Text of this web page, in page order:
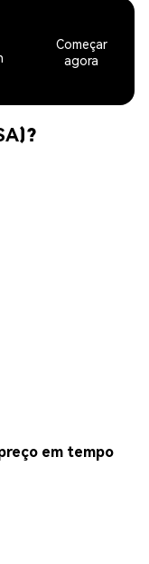
Começar
agora
em tempo